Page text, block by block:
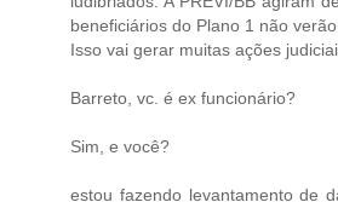
beneficiários do Plano 1 não
Isso vai gerar muitas ações
Barreto, vc. é ex funcionário?
Sim, e você?
estou fazendo levantamento de